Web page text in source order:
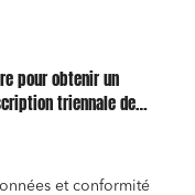
pour obtenir un
triennale de
et conformité